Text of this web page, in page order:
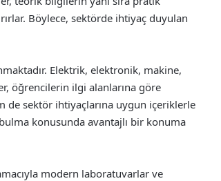
Böylece, sektörde ihtiyaç duyulan
Elektrik, elektronik, makine,
öğrencilerin ilgi alanlarına göre
de sektör ihtiyaçlarına uygun içeriklerle
konusunda avantajlı bir konuma
modern laboratuvarlar ve